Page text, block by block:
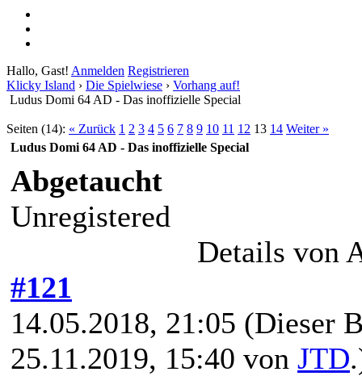
Hallo, Gast! Anmelden Registrieren
Klicky Island › Die Spielwiese › Vorhang auf!
Ludus Domi 64 AD - Das inoffizielle Special
Seiten (14): « Zurück 1 2 3 4 5 6 7 8 9 10 11 12 13 14 Weiter »
Ludus Domi 64 AD - Das inoffizielle Special
Abgetaucht
Unregistered
Details von
#121
14.05.2018, 21:05 (Dieser
25.11.2019, 15:40 von JTD